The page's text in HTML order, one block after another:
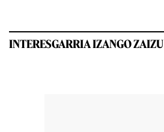
INTERESGARRIA IZANGO ZAIZU